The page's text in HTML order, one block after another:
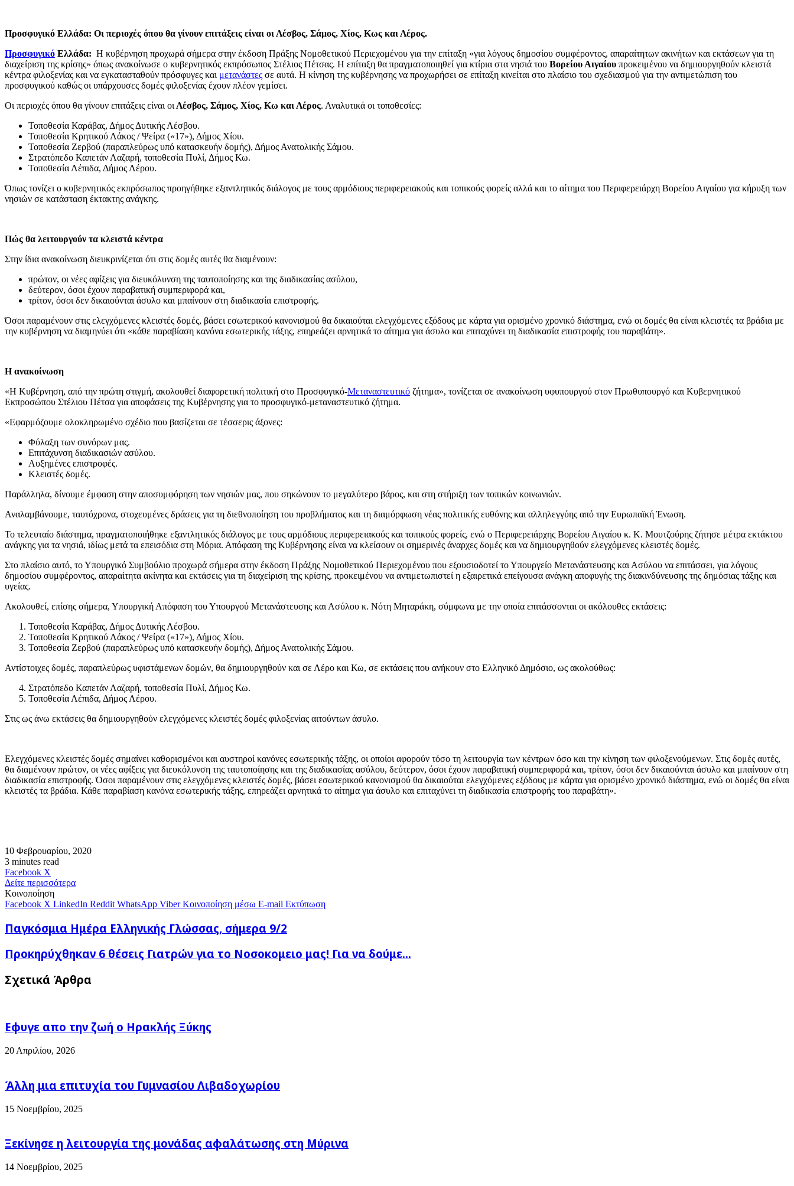
Προσφυγικό Ελλάδα: Οι περιοχές όπου θα γίνουν επιτάξεις είναι οι Λέσβος, Σάμος, Χίος, Κως και Λέρος.
Προσφυγικό Ελλάδα: Η κυβέρνηση προχωρά σήμερα στην έκδοση Πράξης Νομοθετικού Περιεχομένου για την επίταξη «για λόγους δημοσίου συμφέροντος, απαραίτητων ακινήτων και εκτάσεων για τη
διαχείριση της κρίσης» όπως ανακοίνωσε ο κυβερνητικός εκπρόσωπος Στέλιος Πέτσας. Η επίταξη θα πραγματοποιηθεί για κτίρια στα νησιά του Βορείου Αιγαίου προκειμένου να δημιουργηθούν κλειστά
κέντρα φιλοξενίας και να εγκατασταθούν πρόσφυγες και μετανάστες σε αυτά. Η κίνηση της κυβέρνησης να προχωρήσει σε επίταξη κινείται στο πλαίσιο του σχεδιασμού για την αντιμετώπιση του
προσφυγικού καθώς οι υπάρχουσες δομές φιλοξενίας έχουν πλέον γεμίσει.
Οι περιοχές όπου θα γίνουν επιτάξεις είναι οι Λέσβος, Σάμος, Χίος, Κω και Λέρος. Αναλυτικά οι τοποθεσίες:
Τοποθεσία Καράβας, Δήμος Δυτικής Λέσβου.
Τοποθεσία Κρητικού Λάκος / Ψείρα («17»), Δήμος Χίου.
Τοποθεσία Ζερβού (παραπλεύρως υπό κατασκευήν δομής), Δήμος Ανατολικής Σάμου.
Στρατόπεδο Καπετάν Λαζαρή, τοποθεσία Πυλί, Δήμος Κω.
Τοποθεσία Λέπιδα, Δήμος Λέρου.
Όπως τονίζει ο κυβερνητικός εκπρόσωπος προηγήθηκε εξαντλητικός διάλογος με τους αρμόδιους περιφερειακούς και τοπικούς φορείς αλλά και το αίτημα του Περιφερειάρχη Βορείου Αιγαίου για κήρυξη των
νησιών σε κατάσταση έκτακτης ανάγκης.
Πώς θα λειτουργούν τα κλειστά κέντρα
Στην ίδια ανακοίνωση διευκρινίζεται ότι στις δομές αυτές θα διαμένουν:
πρώτον, οι νέες αφίξεις για διευκόλυνση της ταυτοποίησης και της διαδικασίας ασύλου,
δεύτερον, όσοι έχουν παραβατική συμπεριφορά και,
τρίτον, όσοι δεν δικαιούνται άσυλο και μπαίνουν στη διαδικασία επιστροφής.
Όσοι παραμένουν στις ελεγχόμενες κλειστές δομές, βάσει εσωτερικού κανονισμού θα δικαιούται ελεγχόμενες εξόδους με κάρτα για ορισμένο χρονικό διάστημα, ενώ οι δομές θα είναι κλειστές τα βράδια με
την κυβέρνηση να διαμηνύει ότι «κάθε παραβίαση κανόνα εσωτερικής τάξης, επηρεάζει αρνητικά το αίτημα για άσυλο και επιταχύνει τη διαδικασία επιστροφής του παραβάτη».
Η ανακοίνωση
«Η Κυβέρνηση, από την πρώτη στιγμή, ακολουθεί διαφορετική πολιτική στο Προσφυγικό-Μεταναστευτικό ζήτημα», τονίζεται σε ανακοίνωση υφυπουργού στον Πρωθυπουργό και Κυβερνητικού
Εκπροσώπου Στέλιου Πέτσα για αποφάσεις της Κυβέρνησης για το προσφυγικό-μεταναστευτικό ζήτημα.
«Εφαρμόζουμε ολοκληρωμένο σχέδιο που βασίζεται σε τέσσερις άξονες:
Φύλαξη των συνόρων μας.
Επιτάχυνση διαδικασιών ασύλου.
Αυξημένες επιστροφές.
Κλειστές δομές.
Παράλληλα, δίνουμε έμφαση στην αποσυμφόρηση των νησιών μας, που σηκώνουν το μεγαλύτερο βάρος, και στη στήριξη των τοπικών κοινωνιών.
Αναλαμβάνουμε, ταυτόχρονα, στοχευμένες δράσεις για τη διεθνοποίηση του προβλήματος και τη διαμόρφωση νέας πολιτικής ευθύνης και αλληλεγγύης από την Ευρωπαϊκή Ένωση.
Το τελευταίο διάστημα, πραγματοποιήθηκε εξαντλητικός διάλογος με τους αρμόδιους περιφερειακούς και τοπικούς φορείς, ενώ ο Περιφερειάρχης Βορείου Αιγαίου κ. Κ. Μουτζούρης ζήτησε μέτρα εκτάκτου
ανάγκης για τα νησιά, ιδίως μετά τα επεισόδια στη Μόρια. Απόφαση της Κυβέρνησης είναι να κλείσουν οι σημερινές άναρχες δομές και να δημιουργηθούν ελεγχόμενες κλειστές δομές.
Στο πλαίσιο αυτό, το Υπουργικό Συμβούλιο προχωρά σήμερα στην έκδοση Πράξης Νομοθετικού Περιεχομένου που εξουσιοδοτεί το Υπουργείο Μετανάστευσης και Ασύλου να επιτάσσει, για λόγους
δημοσίου συμφέροντος, απαραίτητα ακίνητα και εκτάσεις για τη διαχείριση της κρίσης, προκειμένου να αντιμετωπιστεί η εξαιρετικά επείγουσα ανάγκη αποφυγής της διακινδύνευσης της δημόσιας τάξης και
υγείας.
Ακολουθεί, επίσης σήμερα, Υπουργική Απόφαση του Υπουργού Μετανάστευσης και Ασύλου κ. Νότη Μηταράκη, σύμφωνα με την οποία επιτάσσονται οι ακόλουθες εκτάσεις:
Τοποθεσία Καράβας, Δήμος Δυτικής Λέσβου.
Τοποθεσία Κρητικού Λάκος / Ψείρα («17»), Δήμος Χίου.
Τοποθεσία Ζερβού (παραπλεύρως υπό κατασκευήν δομής), Δήμος Ανατολικής Σάμου.
Αντίστοιχες δομές, παραπλεύρως υφιστάμενων δομών, θα δημιουργηθούν και σε Λέρο και Κω, σε εκτάσεις που ανήκουν στο Ελληνικό Δημόσιο, ως ακολούθως:
Στρατόπεδο Καπετάν Λαζαρή, τοποθεσία Πυλί, Δήμος Κω.
Τοποθεσία Λέπιδα, Δήμος Λέρου.
Στις ως άνω εκτάσεις θα δημιουργηθούν ελεγχόμενες κλειστές δομές φιλοξενίας αιτούντων άσυλο.
Ελεγχόμενες κλειστές δομές σημαίνει καθορισμένοι και αυστηροί κανόνες εσωτερικής τάξης, οι οποίοι αφορούν τόσο τη λειτουργία των κέντρων όσο και την κίνηση των φιλοξενούμενων. Στις δομές αυτές,
θα διαμένουν πρώτον, οι νέες αφίξεις για διευκόλυνση της ταυτοποίησης και της διαδικασίας ασύλου, δεύτερον, όσοι έχουν παραβατική συμπεριφορά και, τρίτον, όσοι δεν δικαιούνται άσυλο και μπαίνουν στη
διαδικασία επιστροφής. Όσοι παραμένουν στις ελεγχόμενες κλειστές δομές, βάσει εσωτερικού κανονισμού θα δικαιούται ελεγχόμενες εξόδους με κάρτα για ορισμένο χρονικό διάστημα, ενώ οι δομές θα είναι
κλειστές τα βράδια. Κάθε παραβίαση κανόνα εσωτερικής τάξης, επηρεάζει αρνητικά το αίτημα για άσυλο και επιταχύνει τη διαδικασία επιστροφής του παραβάτη».
10 Φεβρουαρίου, 2020
3 minutes read
Facebook X
μέσω
E-
mail
Δείτε περισσότερα
Κοινοποίηση
Facebook X LinkedIn Reddit WhatsApp Viber Κοινοποίηση μέσω E-mail Εκτύπωση
Παγκόσμια
Ημέρα
Γλώσσας,
9/2
Παγκόσμια Ημέρα Ελληνικής Γλώσσας, σήμερα 9/2
Προκηρύχθηκαν
6
Γιατρών
μας!
Για
να
δούμε...
Προκηρύχθηκαν 6 θέσεις Γιατρών για το Νοσοκομειο μας! Για να δούμε...
Σχετικά Άρθρα
Εφυγε απο την ζωή o Ηρακλής Ξύκης
20 Απριλίου, 2026
Άλλη μια επιτυχία του Γυμνασίου Λιβαδοχωρίου
15 Νοεμβρίου, 2025
Ξεκίνησε η λειτουργία της μονάδας αφαλάτωσης στη Μύρινα
14 Νοεμβρίου, 2025